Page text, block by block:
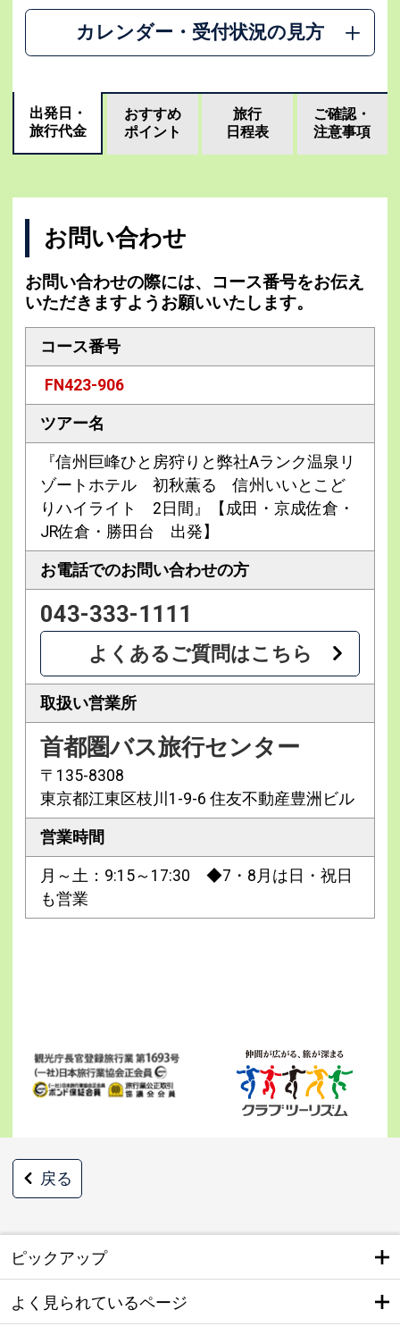
カレンダー・受付状況の見方
出発日・
旅行代金
おすすめ
ポイント
旅行
日程表
ご確認・
注意事項
お問い合わせ
お問い合わせの際には、コース番号をお伝え
いただきますようお願いいたします。
コース番号
FN423-906
ツアー名
『信州巨峰ひと房狩りと弊社Aランク温泉リ
ゾートホテル 初秋薫る 信州いいとこど
りハイライト 2日間』【成田・京成佐倉・
JR佐倉・勝田台 出発】
お電話でのお問い合わせの方
043-333-1111
よくあるご質問はこちら
取扱い営業所
首都圏バス旅行センター
〒135-8308
東京都江東区枝川1-9-6 住友不動産豊洲ビル
営業時間
月～土：9:15～17:30 ◆7・8月は日・祝日
も営業
戻る
ピックアップ
よく見られているページ